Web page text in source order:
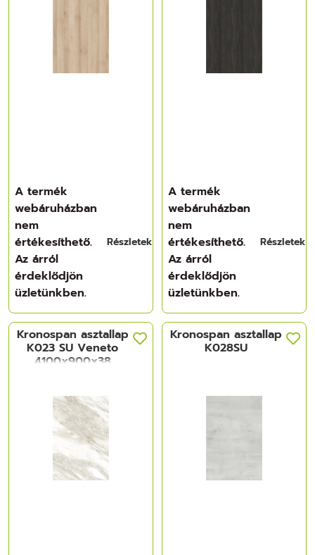
A termék
webáruházban
nem
értékesíthető.
Az árról
érdeklődjön
üzletünkben.
Részletek
A termék
webáruházban
nem
értékesíthető.
Az árról
érdeklődjön
üzletünkben.
Részletek
Kronospan asztallap
K023 SU Veneto
4100x900x38
Kronospan asztallap
K028SU